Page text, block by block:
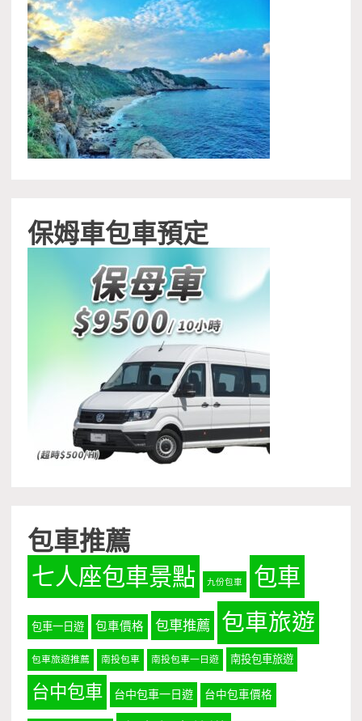
保姆車包車預定
包車推薦
七人座包車景點 九份包車 包車
包車一日遊 包車價格 包車推薦 包車旅遊
包車旅遊推薦 南投包車 南投包車一日遊 南投包車旅遊
台中包車 台中包車一日遊 台中包車價格